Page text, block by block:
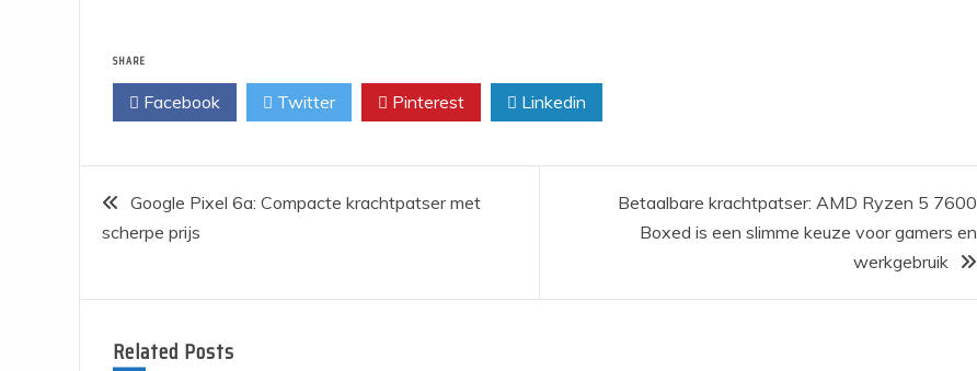
SHARE
Facebook Twitter Pinterest Linkedin
Bericht
navigatie
Google Pixel 6a: Compacte krachtpatser met
scherpe prijs
Betaalbare krachtpatser: AMD Ryzen 5 7600
Boxed is een slimme keuze voor gamers en
werkgebruik
Related Posts